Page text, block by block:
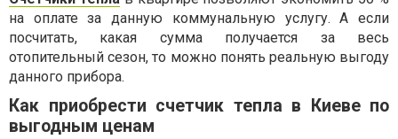
на оплате за данную коммунальную услугу. А если
посчитать, какая сумма получается за весь
отопительный сезон, то можно понять реальную выгоду
данного прибора.
Как приобрести счетчик тепла в Киеве по
выгодным ценам